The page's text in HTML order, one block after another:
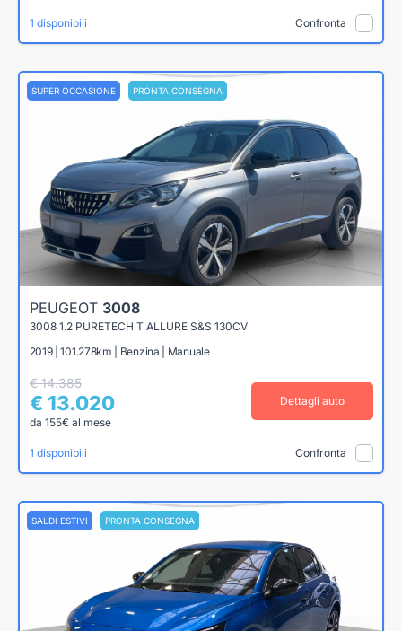
1 disponibili Confronta
SUPER OCCASIONE PRONTA CONSEGNA
PEUGEOT 3008
3008 1.2 PURETECH T ALLURE S&S 130CV
2019 | 101.278km | Benzina | Manuale
€ 14.385
€ 13.020
da 155€ al mese
Dettagli auto
1 disponibili Confronta
SALDI ESTIVI PRONTA CONSEGNA